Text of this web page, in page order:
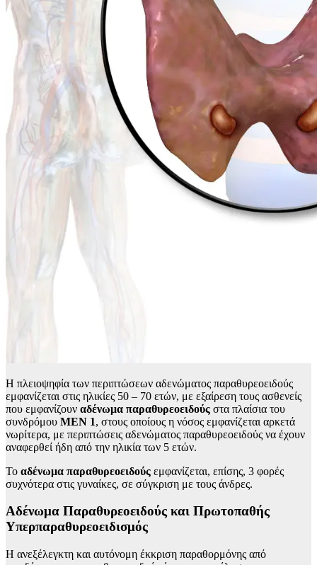
Η πλειοψηφία των περιπτώσεων αδενώματος παραθυρεοειδούς
εμφανίζεται στις ηλικίες 50 – 70 ετών, με εξαίρεση τους ασθενείς
που εμφανίζουν αδένωμα παραθυρεοειδούς στα πλαίσια του
συνδρόμου MEN 1, στους οποίους η νόσος εμφανίζεται αρκετά
νωρίτερα, με περιπτώσεις αδενώματος παραθυρεοειδούς να έχουν
αναφερθεί ήδη από την ηλικία των 5 ετών.
Το αδένωμα παραθυρεοειδούς εμφανίζεται, επίσης, 3 φορές
συχνότερα στις γυναίκες, σε σύγκριση με τους άνδρες.
Αδένωμα Παραθυρεοειδούς και Πρωτοπαθής
Υπερπαραθυρεοειδισμός
Η ανεξέλεγκτη και αυτόνομη έκκριση παραθορμόνης από